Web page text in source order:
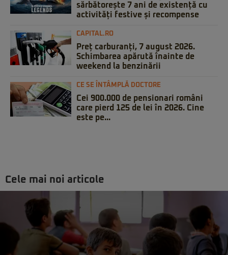
sărbătorește 7 ani de existență cu
activități festive și recompense
CAPITAL.RO
Preț carburanți, 7 august 2026.
Schimbarea apărută înainte de
weekend la benzinării
CE SE ÎNTÂMPLĂ DOCTORE
Cei 900.000 de pensionari români
care pierd 125 de lei în 2026. Cine
este pe...
Cele mai noi articole